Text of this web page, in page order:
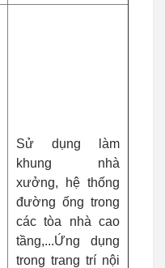
Sử dụng làm
khung nhà
xưởng, hệ thống
đường ống trong
các tòa nhà cao
tầng,...Ứng dụng
trong trang trí nội